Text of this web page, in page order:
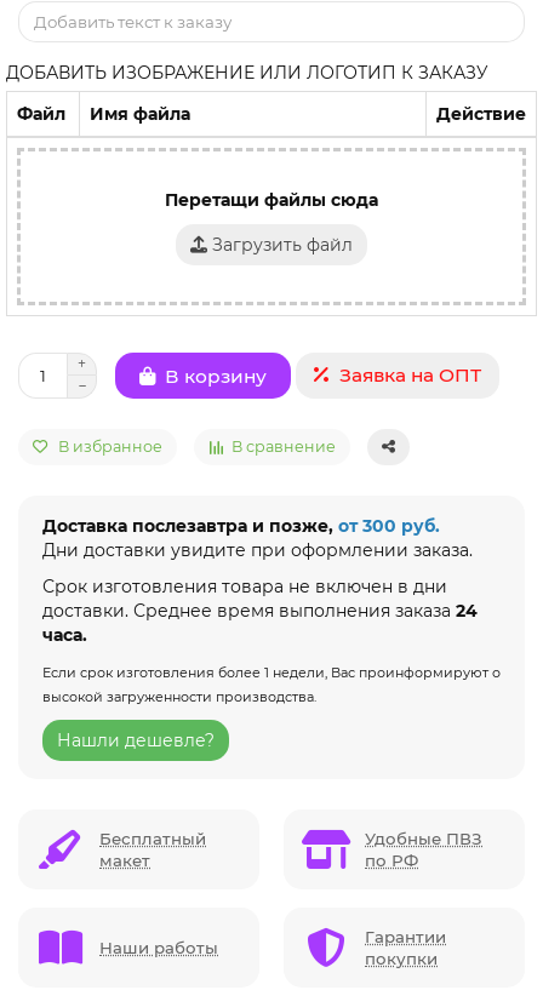
ДОБАВИТЬ ИЗОБРАЖЕНИЕ ИЛИ ЛОГОТИП К ЗАКАЗУ
Файл
Имя файла Действие
Перетащи файлы сюда
Загрузить файл
В корзину Заявка на ОПТ
В избранное В сравнение
Доставка послезавтра и позже, от 300 руб.
Дни доставки увидите при оформлении заказа.
Срок изготовления товара не включен в дни
доставки. Среднее время выполнения заказа 24
часа.
Если срок изготовления более 1 недели, Вас проинформируют о
высокой загруженности производства.
Нашли дешевле?
Бесплатный
макет
Удобные ПВЗ
по РФ
Наши работы
Гарантии
покупки